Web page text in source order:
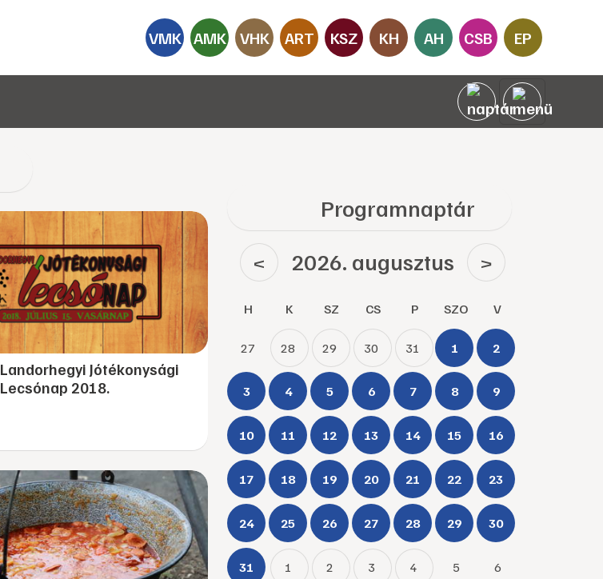
VMK AMK VHK ART KSZ KH AH CSB EP
Landorhegyi Jótékonysági
Lecsónap 2018.
Programnaptár
< 2026. augusztus >
H K SZ CS P SZO V
27 28 29 30 31 1 2
3 4 5 6 7 8 9
10 11 12 13 14 15 16
17 18 19 20 21 22 23
24 25 26 27 28 29 30
31 1 2 3 4 5 6